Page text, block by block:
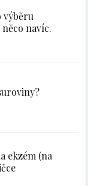
výběru
navíc.
ekzém (na